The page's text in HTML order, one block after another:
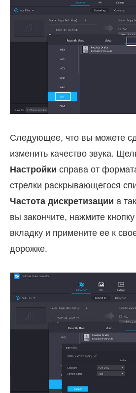
Следующее, что вы можете
изменить качество звука.
Настройки справа от
стрелки раскрывающегося
Частота дискретизации а
вы закончите, нажмите кнопку
вкладку и примените ее к
дорожке.